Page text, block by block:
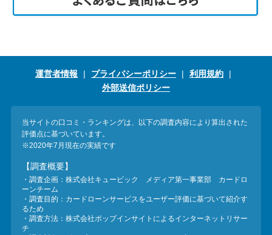
運営者情報 プライバシーポリシー
利用規約
外部送信ポリシー
当サイトの口コミ・ランキングは、以下の調査内容により算出された
評価点に基づいています。
※2020年7月現在の実績です
【調査概要】
・調査企画：株式会社キュービック メディア第一事業部 カードロ
ーンチーム
・調査目的：カードローンサービスをユーザー評価に基づいて紹介す
るため
・調査方法：株式会社ポップインサイトによるインターネットリサー
チ